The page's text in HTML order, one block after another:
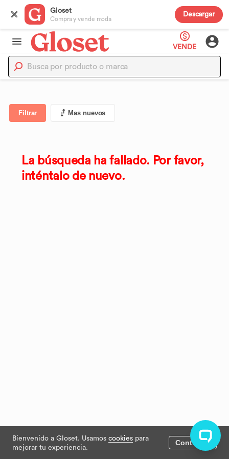
Gloset
Compra y vende moda
Descargar
Bienvenido a Gloset. Usamos cookies para
mejorar tu experiencia.
Continuar
VENDE
Filtrar Mas nuevos
La búsqueda ha fallado. Por favor,
inténtalo de nuevo.